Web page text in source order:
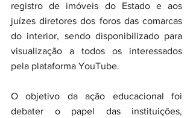
registro de imóveis do Estado e aos
juízes diretores dos foros das comarcas
do interior, sendo disponibilizado para
visualização a todos os interessados
pela plataforma YouTube.
O objetivo da ação educacional foi
debater o papel das instituições,